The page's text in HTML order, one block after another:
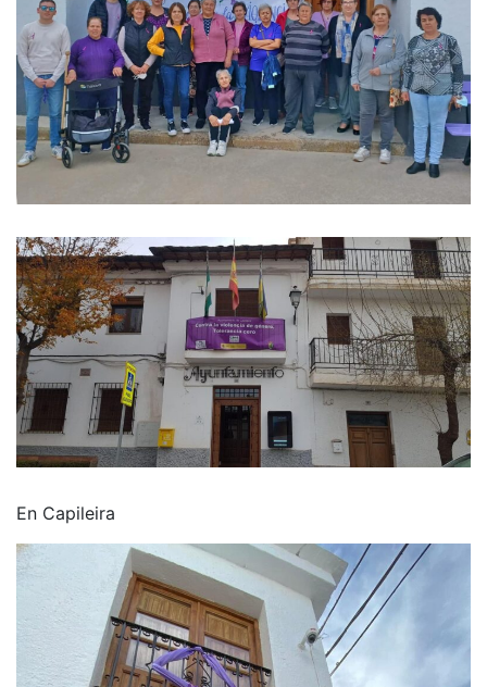
En Capileira